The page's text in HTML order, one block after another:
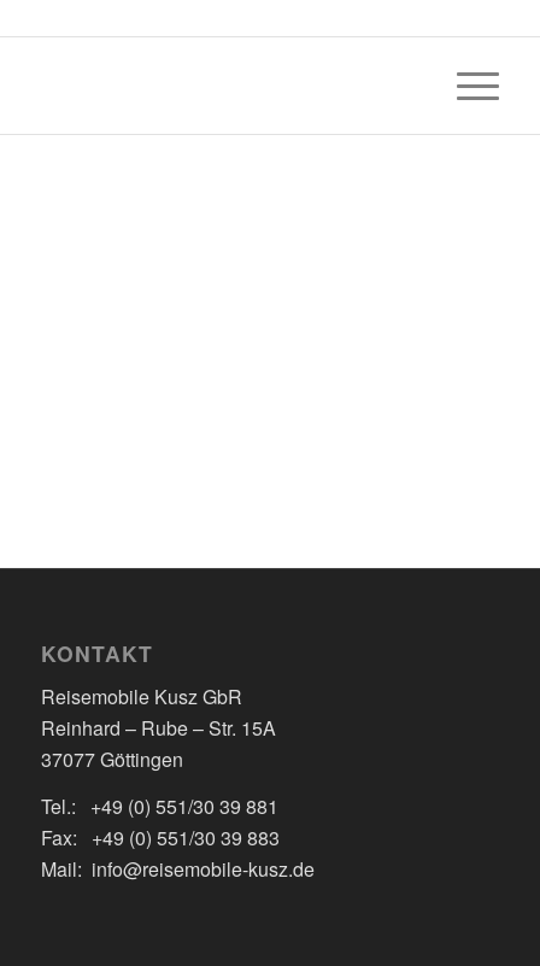
KONTAKT
Reisemobile Kusz GbR
Reinhard – Rube – Str. 15A
37077 Göttingen
Tel.: +49 (0) 551/30 39 881
Fax: +49 (0) 551/30 39 883
Mail: info@reisemobile-kusz.de